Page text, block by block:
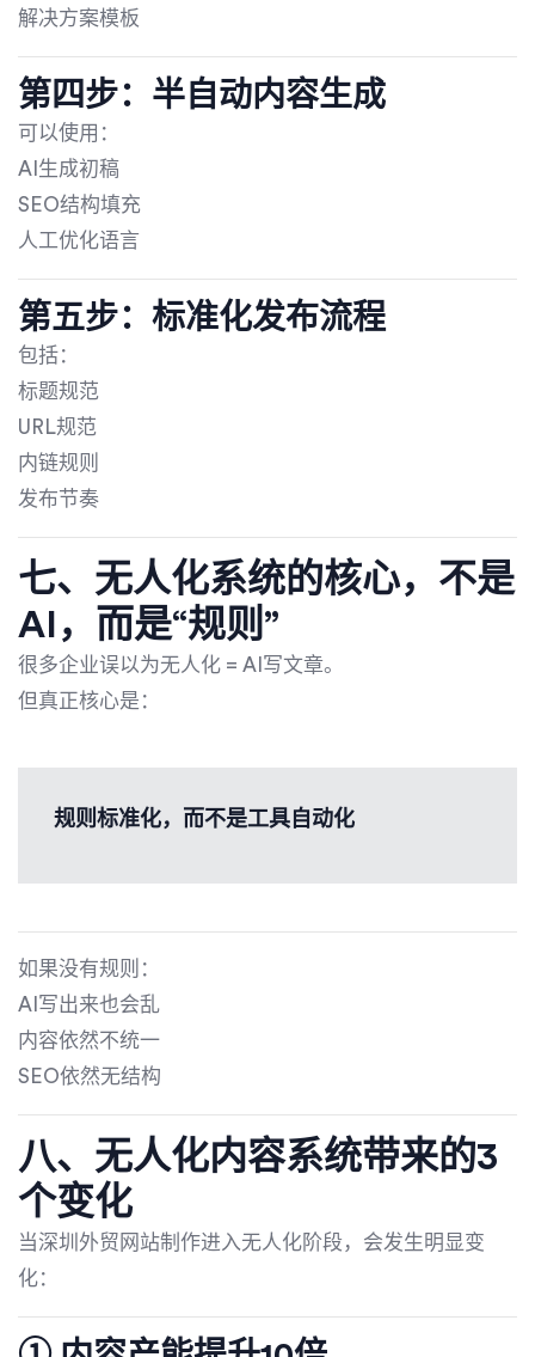
解决方案模板
第四步：半自动内容生成
可以使用：
AI生成初稿
SEO结构填充
人工优化语言
第五步：标准化发布流程
包括：
标题规范
URL规范
内链规则
发布节奏
七、无人化系统的核心，不是
AI，而是“规则”
很多企业误以为无人化 = AI写文章。
但真正核心是：
规则标准化，而不是工具自动化
如果没有规则：
AI写出来也会乱
内容依然不统一
SEO依然无结构
八、无人化内容系统带来的3
个变化
当深圳外贸网站制作进入无人化阶段，会发生明显变
化：